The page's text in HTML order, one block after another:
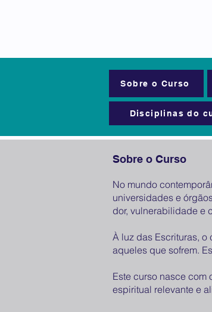
Sobre o Curso
Disciplinas do
Sobre o Curso
No mundo
universidades e
dor, vulnerabilidade e
À luz das Escrituras,
aqueles que sofrem.
Este curso nasce com
espiritual relevante e